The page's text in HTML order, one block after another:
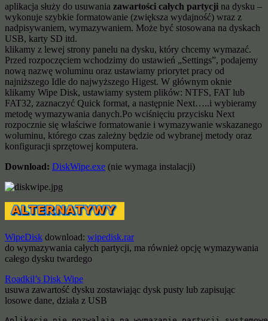
aplikacja służy do usuwania zawartości całych partycji na dysku –
wykonuje szybkie formatowanie (zwiększa wydajność) wraz z
nadpisywaniem, wymazywaniem. Może być stosowana na dyskach
USB, karty SD itd.
klikamy z lewej strony panelu na dysku, który chcemy wymazać.
Przed rozpoczęciem wchodzimy do ustawień „Settings”, podajemy
nową nazwę woluminu oraz ustawiamy priorytet pracy od
najniższego Idle do najwyższego Higest. W głównym oknie
klikamy Wipe Disk, ustawiamy system plików: NTFS, FAT lub
FAT32, zaznaczyć Quick format, a następnie Next…..i wybieramy
metodę wymazywania danych.Po wciśnięciu przycisku Next
rozpocznie się właściwe formatowanie i wymazywanie wskazanego
woluminu, którego czas zależny będzie od wybranej metody oraz
konfiguracji sprzętowej komputera.
Download: DiskWipe.exe (nie wymaga instalacji)
WipeDisk download: wipedisk.rar
do wymazywania całych partycji, ma również opcję wymazywania
całego dysku twardego
Roadkil’s Disk Wipe
usuwa zawartość dysku zostawiając dysk pusty lub zapisując
losowe dane, działa z USB